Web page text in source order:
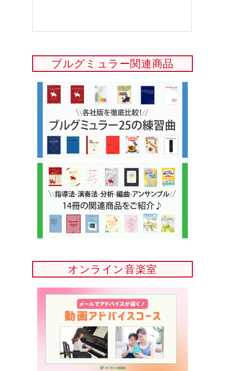
ブルグミュラー関連商品
オンライン音楽室